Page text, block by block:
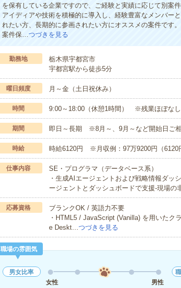
を保有している企業ですので、ご経験と実績に応じて別案
アイディアや技術を積極的に導入し、経験豊富なメンバー
れたい方、長期的に参画されたい方にオススメの案件です
案件保…つづきを見る
勤務地
栃木県宇都宮市
宇都宮駅から徒歩5分
曜日頻度 月～金（土日祝休み）
時間 9:00～18:00（休憩1時間） ※残業ほぼなし
期間 即日～長期 ※8月～、9月～など開始日ご相
時給 時給6120円 ※月収例：97万9200円（6120
仕事内容
SE・プログラマ（データベース系）
・生成AIエージェントおよび戦略情報ダッ
ージェントとダッシュボードで支援-現場の
応募資格
ブランクOK / 英語力不要
・HTML5 / JavaScript (Vanilla) を用いたク
e Deskt…つづきを見る
職場の雰囲気
男女比率
女性
男性